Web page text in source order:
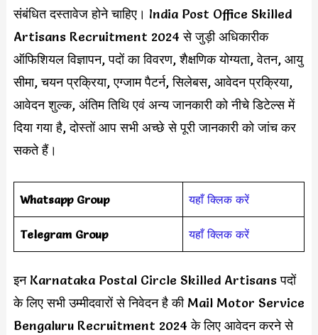
संबंधित दस्तावेज होने चाहिए। India Post Office Skilled
Artisans Recruitment 2024 से जुड़ी अधिकारीक
ऑफिशियल विज्ञापन, पदों का विवरण, शैक्षणिक योग्यता, वेतन, आयु
सीमा, चयन प्रक्रिया, एग्जाम पैटर्न, सिलेबस, आवेदन प्रक्रिया,
आवेदन शुल्क, अंतिम तिथि एवं अन्य जानकारी को नीचे डिटेल्स में
दिया गया है, दोस्तों आप सभी अच्छे से पूरी जानकारी को जांच कर
सकते हैं।
Whatsapp Group यहाँ क्लिक करें
Telegram Group यहाँ क्लिक करें
इन Karnataka Postal Circle Skilled Artisans पदों
के लिए सभी उम्मीदवारों से निवेदन है की Mail Motor Service
Bengaluru Recruitment 2024 के लिए आवेदन करने से